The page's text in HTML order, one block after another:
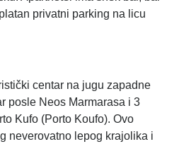
privatni parking na licu
centar na jugu zapadne
posle Neos Marmarasa i 3
Kufo (Porto Koufo). Ovo
neverovatno lepog krajolika i